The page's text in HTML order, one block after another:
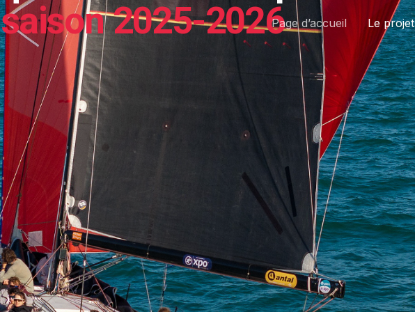
Page d’accueil Le projet
saison 2025-2026